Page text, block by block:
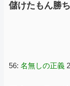
儲けたもん勝
56: 名無しの正義